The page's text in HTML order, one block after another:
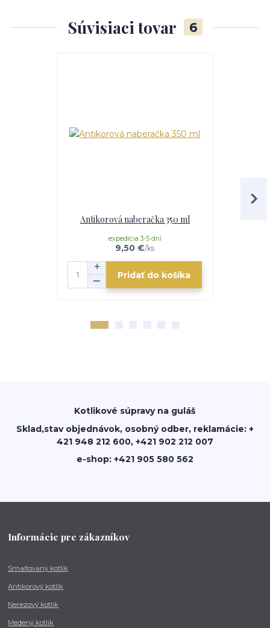
Súvisiaci tovar 6
Antikorová naberačka 350 ml
9,50 €/ks
expedícia 3-5 dní
Pridať do košíka
Kotlikové súpravy na guláš
Sklad,stav objednávok, osobný odber, reklamácie: +
421 948 212 600, +421 902 212 007
e-shop: +421 905 580 562
Informácie pre zákazníkov
Smaltovaný kotlík
Antikorový kotlík
Nerezový kotlík
Medený kotlík